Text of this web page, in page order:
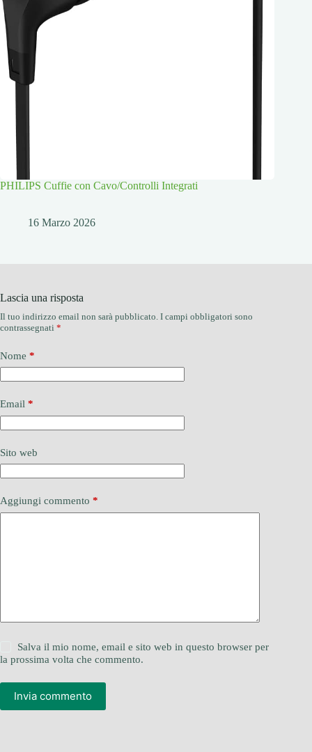
PHILIPS Cuffie con Cavo/Controlli Integrati
16 Marzo 2026
Lascia una risposta
Il tuo indirizzo email non sarà pubblicato. I campi obbligatori sono
contrassegnati *
Nome *
Email *
Sito web
Aggiungi commento *
Salva il mio nome, email e sito web in questo browser per
la prossima volta che commento.
Invia commento